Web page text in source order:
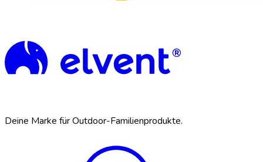
Deine Marke für Outdoor-Familienprodukte.